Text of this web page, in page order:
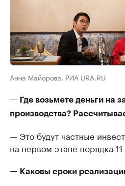
Анна Майорова, РИА URA.RU
— Где возьмете деньги на
производства?
— Это будут частные
на первом этапе порядка
— Каковы сроки